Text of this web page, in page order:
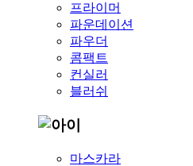
프라이머
파운데이션
파우더
콤팩트
컨실러
블러쉬
마스카라